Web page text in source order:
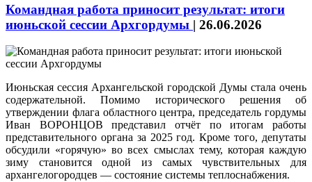
Командная работа приносит результат: итоги
июньской сессии Архгордумы | 26.06.2026
Июньская сессия Архангельской городской Думы стала очень
содержательной. Помимо исторического решения об
утверждении флага областного центра, председатель гордумы
Иван ВОРОНЦОВ представил отчёт по итогам работы
представительного органа за 2025 год. Кроме того, депутаты
обсудили «горячую» во всех смыслах тему, которая каждую
зиму становится одной из самых чувствительных для
архангелогородцев — состояние системы теплоснабжения.